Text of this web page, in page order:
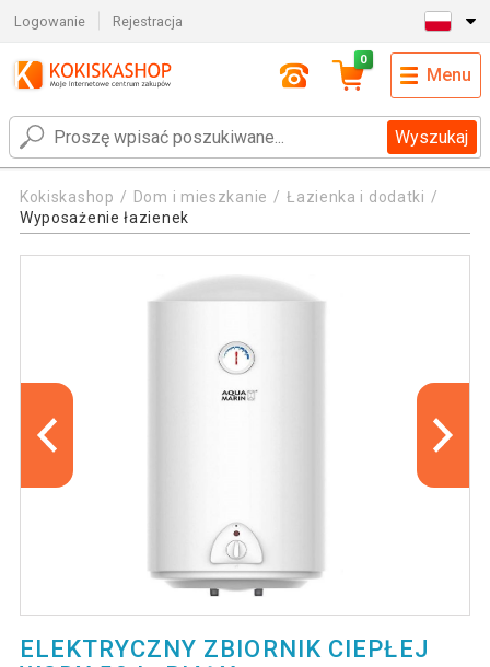
Logowanie Rejestracja
Wyszukaj
0
Menu
Kokiskashop Dom i mieszkanie
Łazienka i dodatki
Wyposażenie łazienek
ELEKTRYCZNY ZBIORNIK CIEPŁEJ